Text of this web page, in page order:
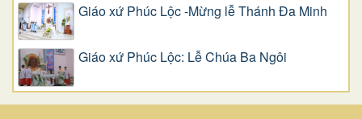
Giáo xứ Phúc Lộc -Mừng lễ Thánh Đa Minh
Giáo xứ Phúc Lộc: Lễ Chúa Ba Ngôi